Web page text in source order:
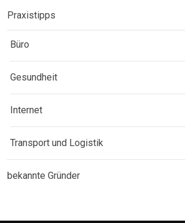
Praxistipps
Büro
Gesundheit
Internet
Transport und Logistik
bekannte Gründer